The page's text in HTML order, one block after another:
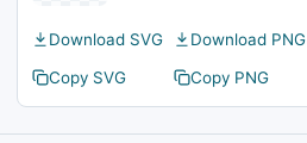
Download SVG
Download PNG
Copy SVG
Copy PNG